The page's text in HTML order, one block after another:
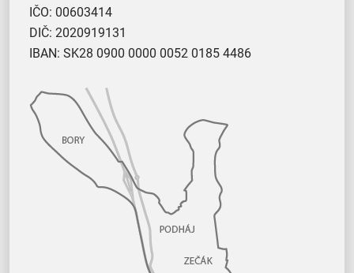
IČO: 00603414
DIČ: 2020919131
IBAN: SK28 0900 0000 0052 0185 4486